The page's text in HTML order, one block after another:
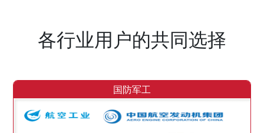
各行业用户的共同选择
国防军工